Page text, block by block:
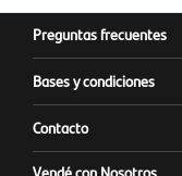
Preguntas frecuentes
Bases y condiciones
Contacto
Vendé con Nosotros